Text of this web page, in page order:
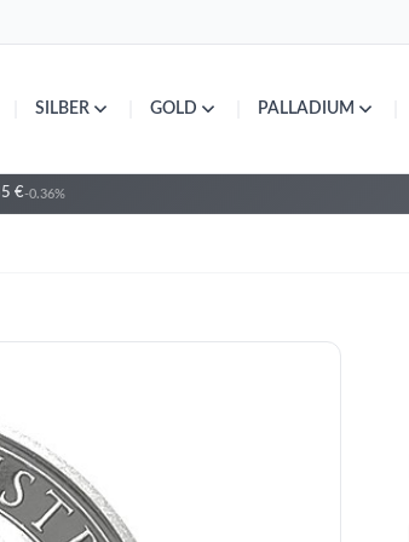
SILBER GOLD PALLADIUM
€-0.36%